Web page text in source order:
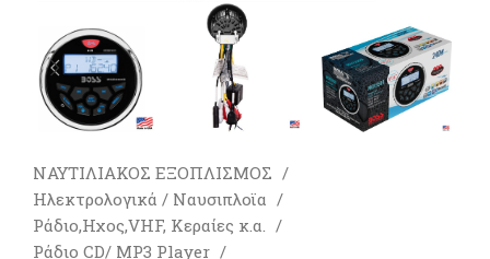
ΝΑΥΤΙΛΙΑΚΟΣ ΕΞΟΠΛΙΣΜΟΣ
Ηλεκτρολογικά / Ναυσιπλοϊα
Ράδιο,Ηχος,VHF, Κεραίες κ.α.
Ράδιο CD/ MP3 Player